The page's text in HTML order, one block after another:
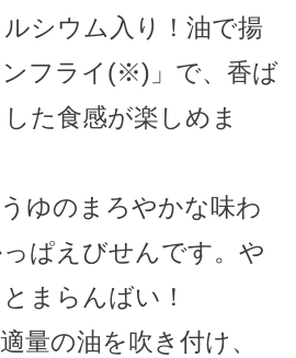
シウム入り！油で揚
フライ(※)」で、香ば
た食感が楽しめま
ゆのまろやかな味わ
ぱえびせんです。や
まらんばい！
量の油を吹き付け、